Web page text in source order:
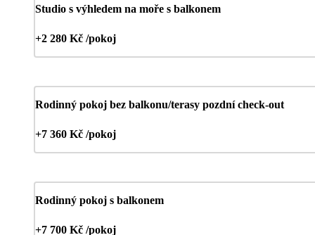
Studio s výhledem na moře s balkonem
+2 280 Kč /pokoj
Rodinný pokoj bez balkonu/terasy pozdní check-out
+7 360 Kč /pokoj
Rodinný pokoj s balkonem
+7 700 Kč /pokoj